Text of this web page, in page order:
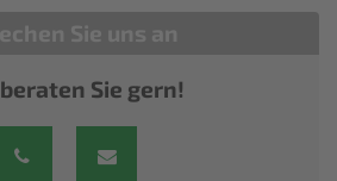
Sie gern!